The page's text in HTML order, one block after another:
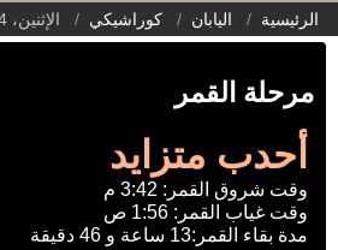
الرئيسية اليابان كوراشيكي الإثنين، 14 أكتوبر 2024
مرحلة القمر
أحدب متزايد
وقت شروق القمر: 3:42 م
وقت غياب القمر: 1:56 ص
مدة بقاء القمر:13 ساعة و 46 دقيقة